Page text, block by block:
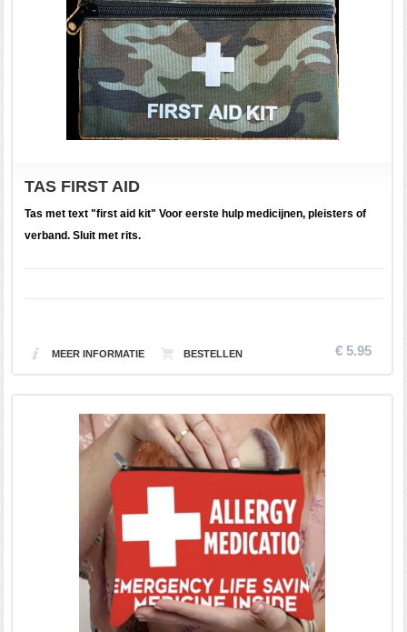
TAS FIRST AID
€ 5.95
Tas met text "first aid kit" Voor eerste hulp medicijnen, pleisters of
verband. Sluit met rits.
MEER INFORMATIE